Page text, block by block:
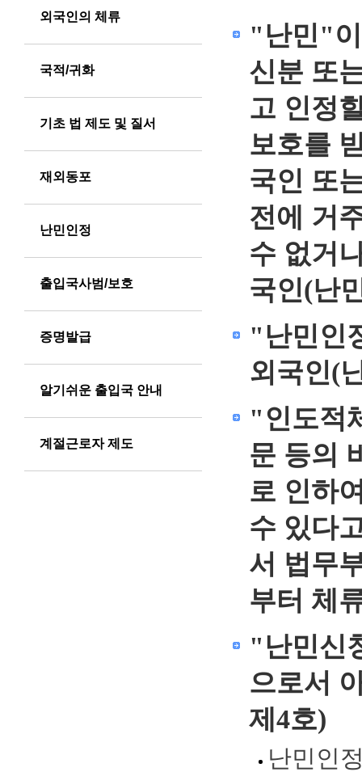
외국인의 체류
국적/귀화
기초 법 제도 및 질서
재외동포
난민인정
출입국사범/보호
증명발급
알기쉬운 출입국 안내
계절근로자 제도
의
정
의
"난민"이
신분 또
고 인정
보호를
국인 또
전에 거
수 없거
국인(난
"난민인
외국인(
"인도적
문 등의
로 인하
수 있다
서 법무
부터 체
"난민신
으로서
제4호)
난민인